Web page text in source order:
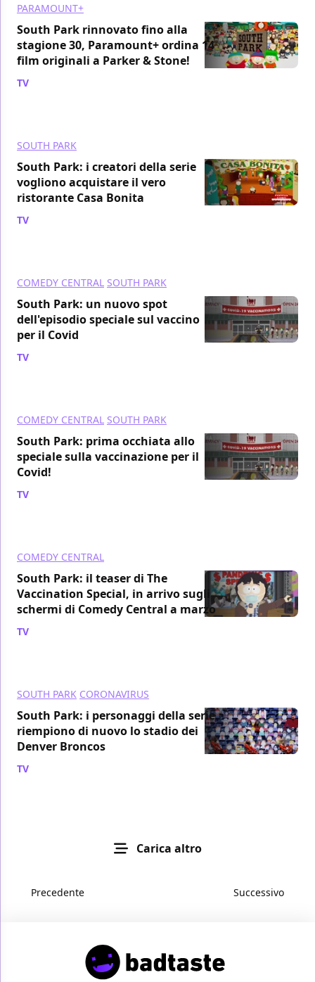
PARAMOUNT+
South Park rinnovato fino alla
stagione 30, Paramount+ ordina 14
film originali a Parker & Stone!
TV
SOUTH PARK
South Park: i creatori della serie
vogliono acquistare il vero
ristorante Casa Bonita
TV
COMEDY CENTRAL SOUTH PARK
South Park: un nuovo spot
dell'episodio speciale sul vaccino
per il Covid
TV
COMEDY CENTRAL SOUTH PARK
South Park: prima occhiata allo
speciale sulla vaccinazione per il
Covid!
TV
COMEDY CENTRAL
South Park: il teaser di The
Vaccination Special, in arrivo sugli
schermi di Comedy Central a marzo
TV
SOUTH PARK CORONAVIRUS
South Park: i personaggi della serie
riempiono di nuovo lo stadio dei
Denver Broncos
TV
Carica altro
Precedente Successivo